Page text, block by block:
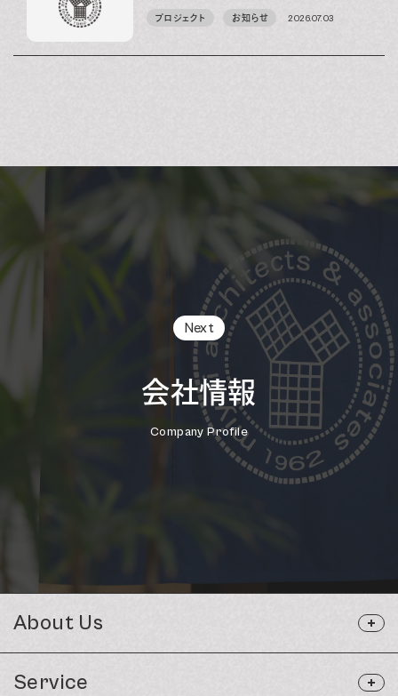
プロジェクト お知らせ 2026.07.03
Next
会社情報
Company Profile
About Us
Service